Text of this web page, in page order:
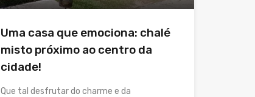
Uma casa que emociona: chalé
misto próximo ao centro da
cidade!
Que tal desfrutar do charme e da